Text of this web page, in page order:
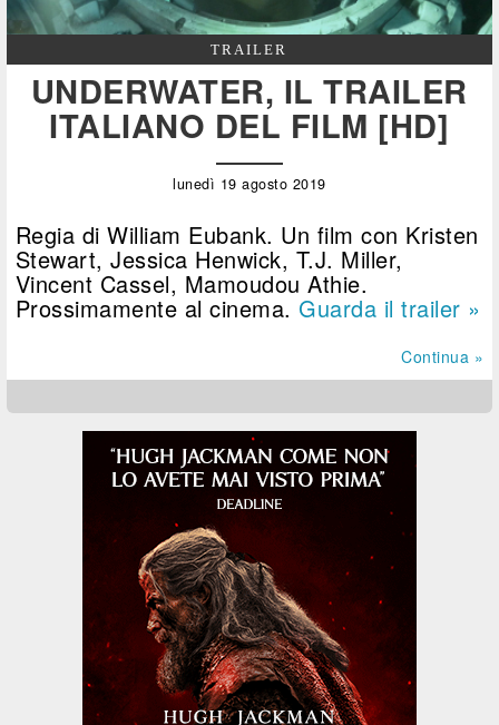
TRAILER
UNDERWATER, IL TRAILER
ITALIANO DEL FILM [HD]
lunedì 19 agosto 2019
Regia di William Eubank. Un film con Kristen
Stewart, Jessica Henwick, T.J. Miller,
Vincent Cassel, Mamoudou Athie.
Prossimamente al cinema. Guarda il trailer »
Continua »